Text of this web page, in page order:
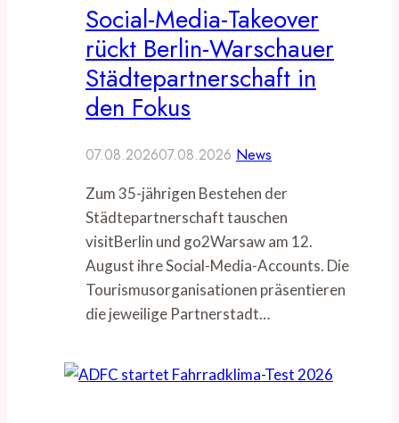
Social-Media-Takeover
rückt Berlin-Warschauer
Städtepartnerschaft in
den Fokus
07.08.202607.08.2026 News
Zum 35-jährigen Bestehen der
Städtepartnerschaft tauschen
visitBerlin und go2Warsaw am 12.
August ihre Social-Media-Accounts. Die
Tourismusorganisationen präsentieren
die jeweilige Partnerstadt…